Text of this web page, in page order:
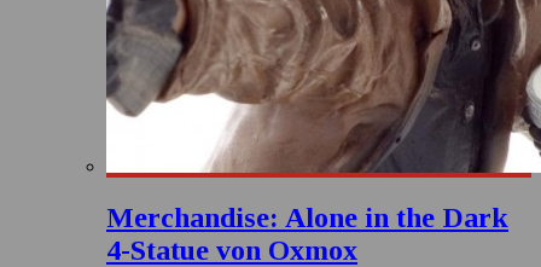
Merchandise: Alone in the Dark
4-Statue von Oxmox